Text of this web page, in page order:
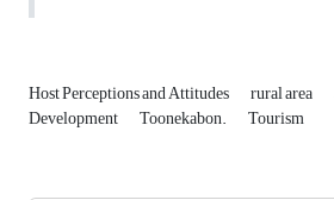
Host Perceptions and Attitudes rural area
Development Toonekabon. Tourism